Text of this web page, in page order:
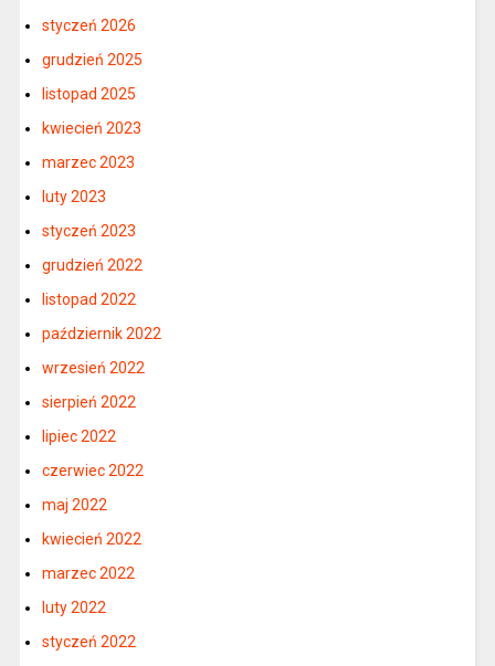
styczeń 2026
grudzień 2025
listopad 2025
kwiecień 2023
marzec 2023
luty 2023
styczeń 2023
grudzień 2022
listopad 2022
październik 2022
wrzesień 2022
sierpień 2022
lipiec 2022
czerwiec 2022
maj 2022
kwiecień 2022
marzec 2022
luty 2022
styczeń 2022